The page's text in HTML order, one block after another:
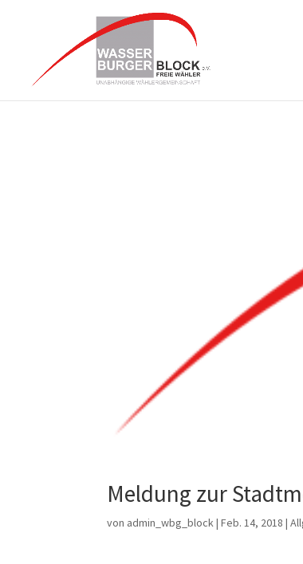
Meldung zur
von admin_wbg_block|Feb. 14, 2018 |